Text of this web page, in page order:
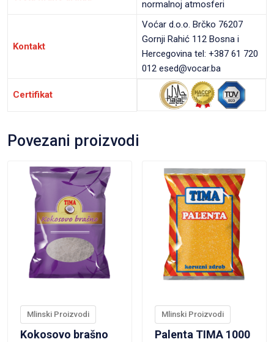
normalnoj atmosferi
Kontakt
Voćar d.o.o. Brčko 76207
Gornji Rahić 112 Bosna i
Hercegovina tel: +387 61 720
012 esed@vocar.ba
Certifikat
Povezani proizvodi
VIEW PRODUCT
Mlinski Proizvodi
Kokosovo brašno
Mlinski Proizvodi
Palenta TIMA 1000